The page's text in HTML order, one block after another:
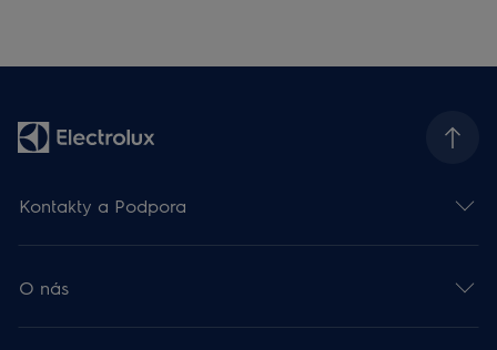
Kontakty a Podpora
O nás